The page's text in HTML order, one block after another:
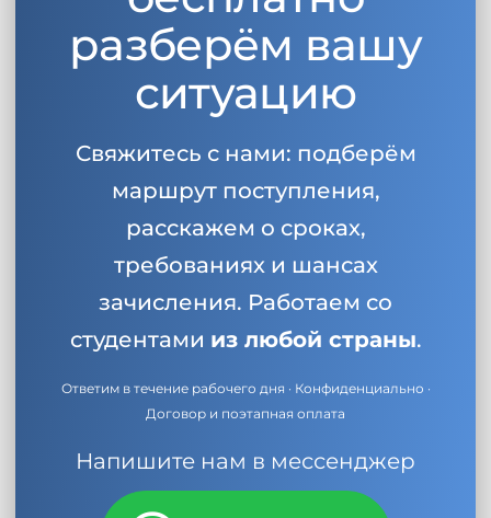
разберём вашу
ситуацию
Свяжитесь с нами: подберём
маршрут поступления,
расскажем о сроках,
требованиях и шансах
зачисления. Работаем со
студентами из любой страны.
Ответим в течение рабочего дня · Конфиденциально ·
Договор и поэтапная оплата
Напишите нам в мессенджер